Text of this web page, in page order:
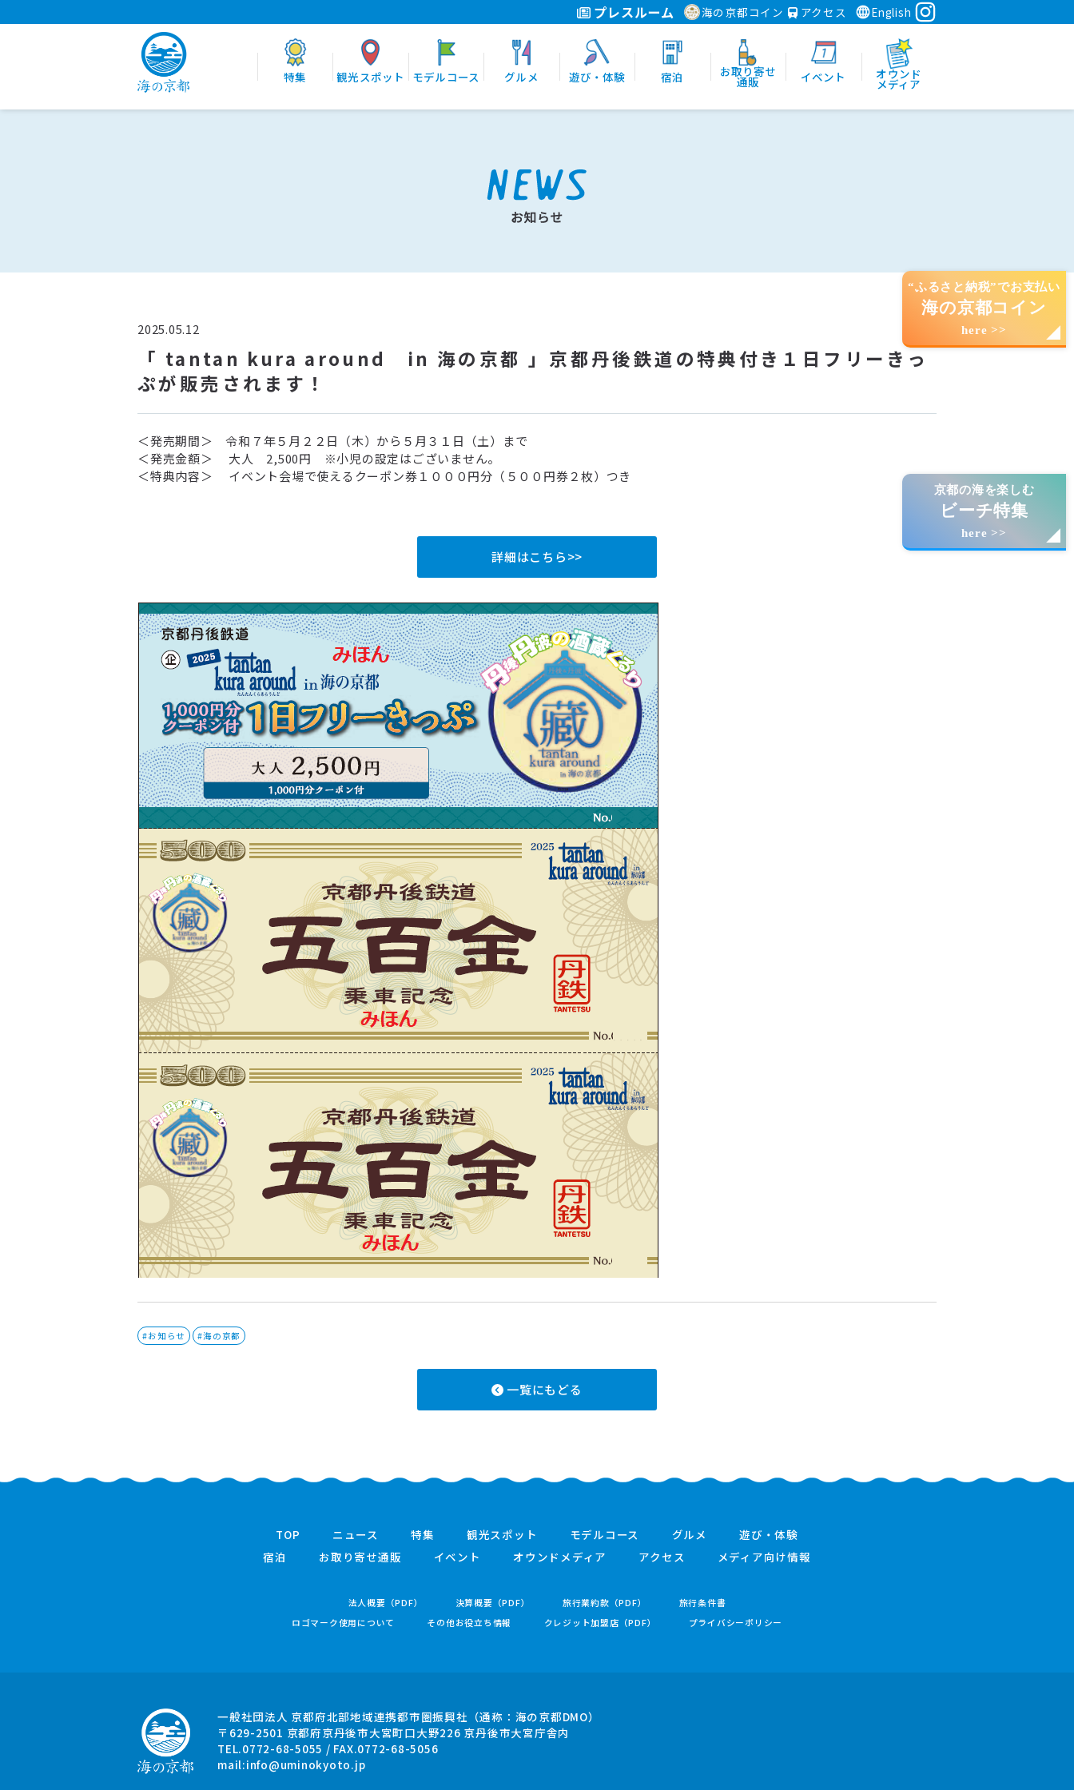
プレスルーム 海の京都コイン アクセス English
特集 観光スポット モデルコース グルメ 遊び・体験 宿泊 お取り寄せ
通販 イベント オウンド
メディア
“ふるさと納税”でお支払い
海の京都コイン
here >>
京都の海を楽しむ
ビーチ特集
here >>
2025.05.12
「 tantan kura around in 海の京都 」京都丹後鉄道の特典付き１日フリーきっ
ぷが販売されます！
＜発売期間＞ 令和７年５月２２日（木）から５月３１日（土）まで
＜発売金額＞ 大人 2,500円 ※小児の設定はございません。
＜特典内容＞ イベント会場で使えるクーポン券１０００円分（５００円券２枚）つき
詳細はこちら>>
#お知らせ #海の京都
一覧にもどる
TOP ニュース 特集 観光スポット モデルコース グルメ
遊び・体験
宿泊
お取り寄せ通販 イベント オウンドメディア アクセス メディア向け情報
法人概要（PDF） 決算概要（PDF） 旅行業約款（PDF）
旅行条件書
ロゴマーク使用について
その他お役立ち情報 クレジット加盟店（PDF） プライバシーポリシー
一般社団法人 京都府北部地域連携都市圏振興社 （通称：海の京都DMO）
〒629-2501 京都府京丹後市大宮町口大野226 京丹後市大宮庁舎内
TEL.0772-68-5055 / FAX.0772-68-5056
mail:info@uminokyoto.jp